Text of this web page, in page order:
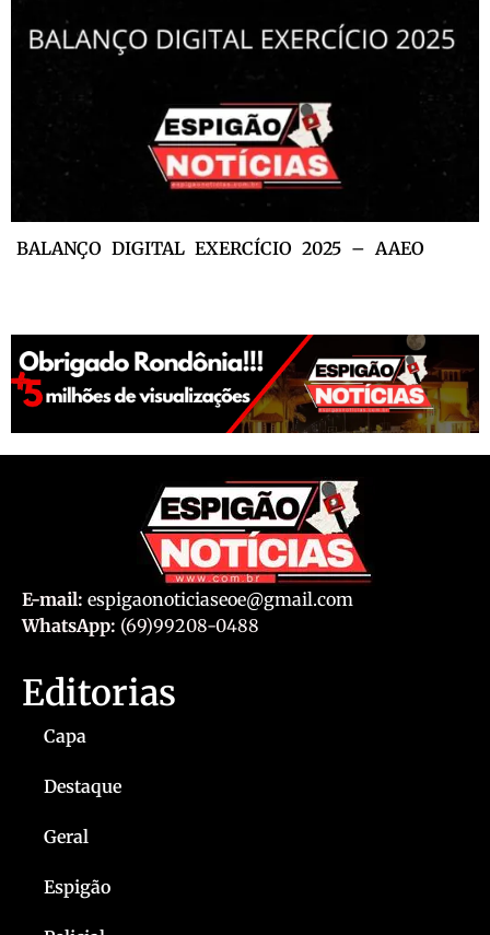
BALANÇO DIGITAL EXERCÍCIO 2025 – AAEO
E-mail: espigaonoticiaseoe@gmail.com
WhatsApp: (69)99208-0488
Editorias
Capa
Destaque
Geral
Espigão